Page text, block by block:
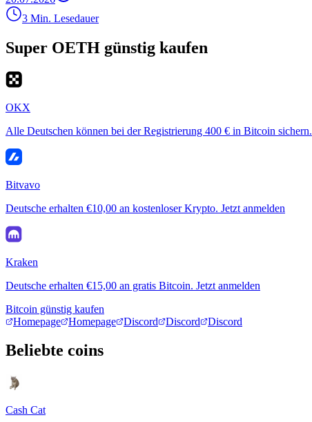
3 Min. Lesedauer
Super OETH günstig kaufen
OKX
Alle Deutschen können bei der Registrierung 400 € in Bitcoin sichern.
Bitvavo
Deutsche erhalten €10,00 an kostenloser Krypto. Jetzt anmelden
Kraken
Deutsche erhalten €15,00 an gratis Bitcoin. Jetzt anmelden
Bitcoin günstig kaufen
Homepage
Homepage Discord Discord Discord
Beliebte coins
Cash Cat